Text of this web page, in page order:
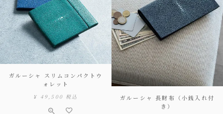
ガルーシャ スリムコンパクトウ
ォレット
¥ 49,500 税込
ガルーシャ 長財布（小銭入れ付
き）